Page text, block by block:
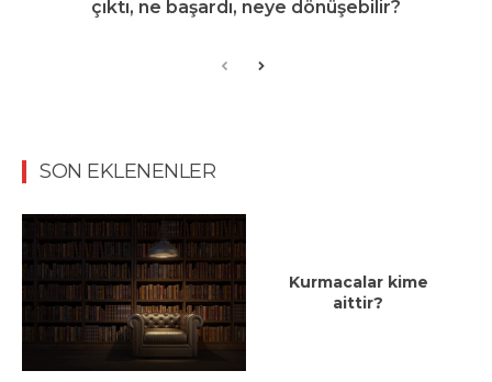
çıktı, ne başardı, neye dönüşebilir?
SON EKLENENLER
Kurmacalar kime
aittir?